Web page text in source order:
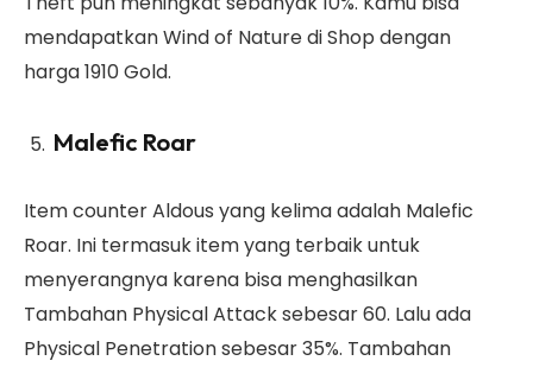
mendapatkan Wind of Nature di Shop dengan
harga 1910 Gold.
Malefic Roar
Item counter Aldous yang kelima adalah Malefic
Roar. Ini termasuk item yang terbaik untuk
menyerangnya karena bisa menghasilkan
Tambahan Physical Attack sebesar 60. Lalu ada
Physical Penetration sebesar 35%. Tambahan